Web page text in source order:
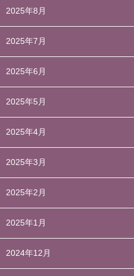
2025年8月
2025年7月
2025年6月
2025年5月
2025年4月
2025年3月
2025年2月
2025年1月
2024年12月